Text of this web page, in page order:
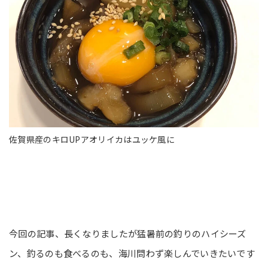
佐賀県産のキロUPアオリイカはユッケ風に
今回の記事、長くなりましたが猛暑前の釣りのハイシーズ
ン、釣るのも食べるのも、海川問わず楽しんでいきたいです